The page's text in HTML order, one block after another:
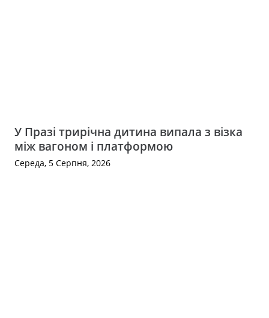
У Празі трирічна дитина випала з візка
між вагоном і платформою
Середа, 5 Серпня, 2026